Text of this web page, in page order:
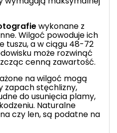
wykonane z
Wilgoć powoduje ich
tuszu, a w ciągu 48-72
może rozwinąć
cenną zawartość.
na wilgoć mogą
zapach stęchlizny,
do usunięcia plamy,
Naturalne
czy len, są podatne na